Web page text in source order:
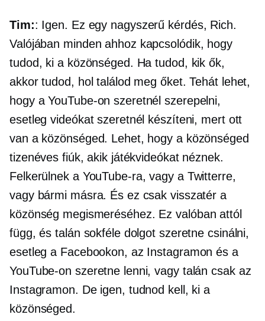
Tim:: Igen. Ez egy nagyszerű kérdés, Rich.
Valójában minden ahhoz kapcsolódik, hogy
tudod, ki a közönséged. Ha tudod, kik ők,
akkor tudod, hol találod meg őket. Tehát lehet,
hogy a YouTube-on szeretnél szerepelni,
esetleg videókat szeretnél készíteni, mert ott
van a közönséged. Lehet, hogy a közönséged
tizenéves fiúk, akik játékvideókat néznek.
Felkerülnek a YouTube-ra, vagy a Twitterre,
vagy bármi másra. És ez csak visszatér a
közönség megismeréséhez. Ez valóban attól
függ, és talán sokféle dolgot szeretne csinálni,
esetleg a Facebookon, az Instagramon és a
YouTube-on szeretne lenni, vagy talán csak az
Instagramon. De igen, tudnod kell, ki a
közönséged.